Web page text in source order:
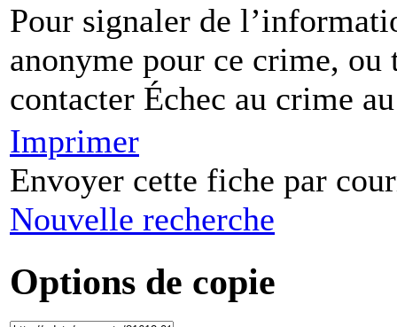
Pour signaler de
anonyme pour ce crime,
contacter Échec au crime
Imprimer
Envoyer cette fiche par
Nouvelle recherche
Options de copie